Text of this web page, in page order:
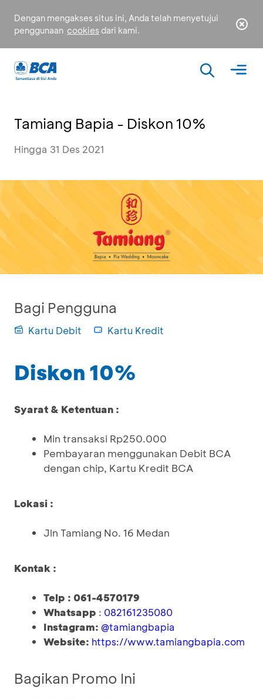
Dengan mengakses situs ini, Anda telah menyetujui
penggunaan cookies dari kami.
Tamiang Bapia - Diskon 10%
Hingga 31 Des 2021
Bagi Pengguna
Kartu Debit Kartu Kredit
Diskon 10%
Syarat & Ketentuan :
Min transaksi Rp250.000
Pembayaran menggunakan Debit BCA
dengan chip, Kartu Kredit BCA
Lokasi :
Jln Tamiang No. 16 Medan
Kontak :
Telp : 061-4570179
Whatsapp : 082161235080
Instagram: @tamiangbapia
Website: https://www.tamiangbapia.com
Bagikan Promo Ini